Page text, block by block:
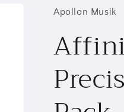
Apollon Musik